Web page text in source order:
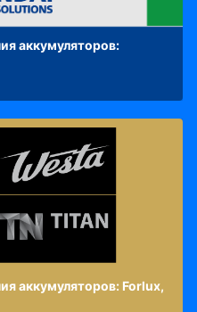
аккумуляторов:
аккумуляторов: Forlux,